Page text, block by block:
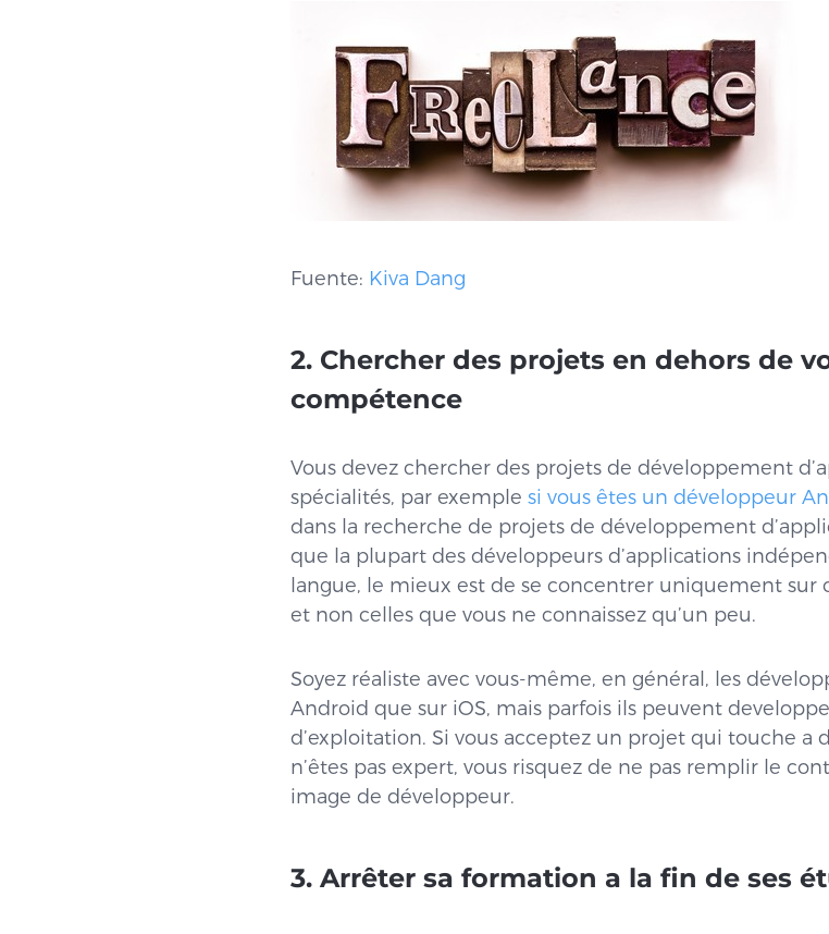
Fuente: Kiva Dang
2. Chercher des projets en dehors de
compétence
Vous devez chercher des projets de développement
spécialités, par exemple si vous êtes un développeur
dans la recherche de projets de développement
que la plupart des développeurs d’applications
langue, le mieux est de se concentrer uniquement sur
et non celles que vous ne connaissez qu’un peu.
Soyez réaliste avec vous-même, en général, les
Android que sur iOS, mais parfois ils peuvent
d’exploitation. Si vous acceptez un projet qui touche a
n’êtes pas expert, vous risquez de ne pas remplir le
image de développeur.
3. Arrêter sa formation a la fin de ses